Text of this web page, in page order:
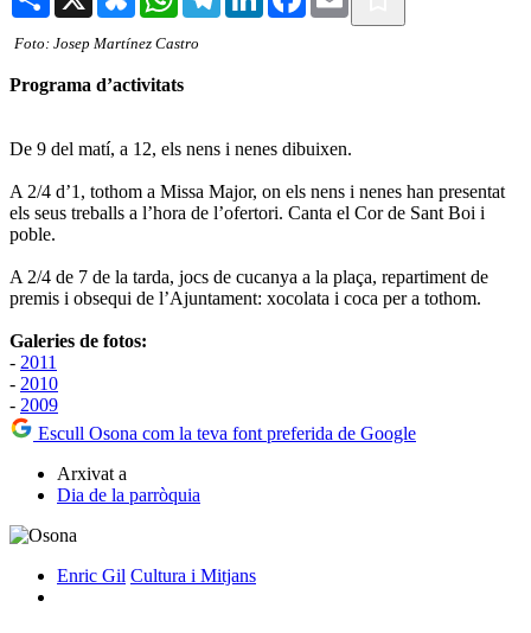
Foto: Josep Martínez Castro
Programa d’activitats
De 9 del matí, a 12, els nens i nenes dibuixen.
A 2/4 d’1, tothom a Missa Major, on els nens i nenes han presentat
els seus treballs a l’hora de l’ofertori. Canta el Cor de Sant Boi i
poble.
A 2/4 de 7 de la tarda, jocs de cucanya a la plaça, repartiment de
premis i obsequi de l’Ajuntament: xocolata i coca per a tothom.
Galeries de fotos:
- 2011
- 2010
- 2009
Escull Osona com la teva font preferida de Google
Arxivat a
Dia de la parròquia
Enric Gil Cultura i Mitjans